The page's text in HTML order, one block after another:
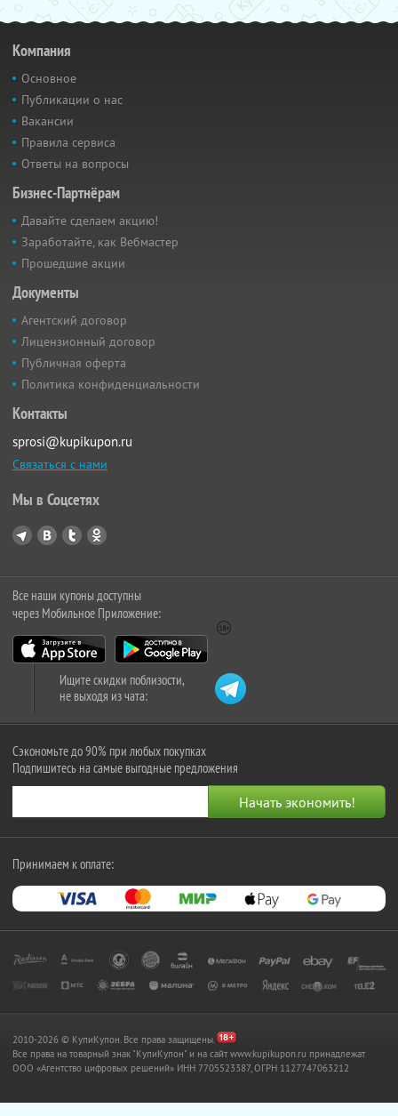
Компания
Основное
Публикации о нас
Вакансии
Правила сервиса
Ответы на вопросы
Бизнес-Партнёрам
Давайте сделаем акцию!
Заработайте, как Вебмастер
Прошедшие акции
Документы
Агентский договор
Лицензионный договор
Публичная оферта
Политика конфиденциальности
Контакты
sprosi@kupikupon.ru
Связаться с нами
Мы в Соцсетях
Все наши купоны доступны
через Мобильное Приложение:
Ищите скидки поблизости,
не выходя из чата:
Сэкономьте до 90% при любых покупках
Подпишитесь на самые выгодные предложения
Принимаем к оплате:
2010-2026 © КупиКупон. Все права защищены.
Все права на товарный знак "КупиКупон" и на сайт www.kupikupon.ru принадлежат
OOO «Агентство цифровых решений» ИНН 7705523387, ОГРН 1127747063212